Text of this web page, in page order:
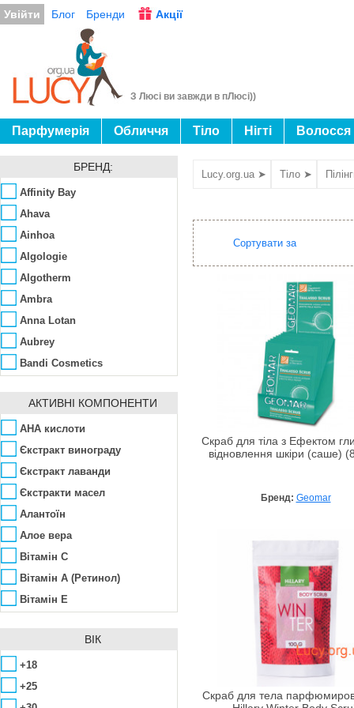
Увійти Блог Бренди Акції
З Люсі ви завжди в пЛюсі))
Парфумерія Обличчя Тіло Нігті Волосся
БРЕНД:
Affinity Bay
Ahava
Ainhoa
Algologie
Algotherm
Ambra
Anna Lotan
Aubrey
Bandi Cosmetics
Bioline
Biotherm
Bourjois
Canaan Dead Sea
Care & Beauty Line
Ceano Cosmetics
CHRISTINA
Clarena
Clinians
Demax
Dr.Ceuracle
D`vine
Effiderm
АКТИВНІ КОМПОНЕНТИ
AHA кислоти
Єкстракт винограду
Єкстракт лаванди
Єкстракти масел
Алантоїн
Алое вера
Вітамін C
Вітамін А (Ретинол)
Вітамін Е
Екстракт зеленого чаю
Екстракти водоростей
Екстракти лікарських
ВІК
+18
+25
Lucy.org.ua ➤ Тіло ➤
Сортувати за
Скраб для тіла з Ефектом
відновлення шкіри (саше)
Бренд: Geomar
Скраб для тела